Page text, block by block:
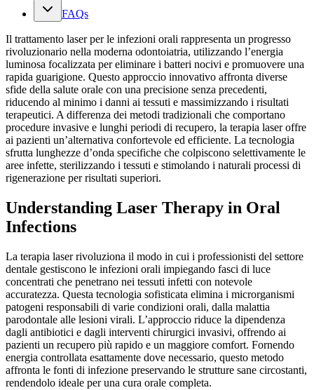
FAQs
Il trattamento laser per le infezioni orali rappresenta un progresso
rivoluzionario nella moderna odontoiatria, utilizzando l’energia
luminosa focalizzata per eliminare i batteri nocivi e promuovere una
rapida guarigione. Questo approccio innovativo affronta diverse
sfide della salute orale con una precisione senza precedenti,
riducendo al minimo i danni ai tessuti e massimizzando i risultati
terapeutici. A differenza dei metodi tradizionali che comportano
procedure invasive e lunghi periodi di recupero, la terapia laser offre
ai pazienti un’alternativa confortevole ed efficiente. La tecnologia
sfrutta lunghezze d’onda specifiche che colpiscono selettivamente le
aree infette, sterilizzando i tessuti e stimolando i naturali processi di
rigenerazione per risultati superiori.
Understanding Laser Therapy in Oral
Infections
La terapia laser rivoluziona il modo in cui i professionisti del settore
dentale gestiscono le infezioni orali impiegando fasci di luce
concentrati che penetrano nei tessuti infetti con notevole
accuratezza. Questa tecnologia sofisticata elimina i microrganismi
patogeni responsabili di varie condizioni orali, dalla malattia
parodontale alle lesioni virali. L’approccio riduce la dipendenza
dagli antibiotici e dagli interventi chirurgici invasivi, offrendo ai
pazienti un recupero più rapido e un maggiore comfort. Fornendo
energia controllata esattamente dove necessario, questo metodo
affronta le fonti di infezione preservando le strutture sane circostanti,
rendendolo ideale per una cura orale completa.